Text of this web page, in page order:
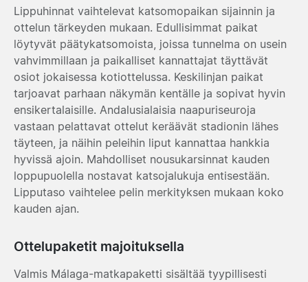
Lippuhinnat vaihtelevat katsomopaikan sijainnin ja
ottelun tärkeyden mukaan. Edullisimmat paikat
löytyvät päätykatsomoista, joissa tunnelma on usein
vahvimmillaan ja paikalliset kannattajat täyttävät
osiot jokaisessa kotiottelussa. Keskilinjan paikat
tarjoavat parhaan näkymän kentälle ja sopivat hyvin
ensikertalaisille. Andalusialaisia naapuriseuroja
vastaan pelattavat ottelut keräävät stadionin lähes
täyteen, ja näihin peleihin liput kannattaa hankkia
hyvissä ajoin. Mahdolliset nousukarsinnat kauden
loppupuolella nostavat katsojalukuja entisestään.
Lipputaso vaihtelee pelin merkityksen mukaan koko
kauden ajan.
Ottelupaketit majoituksella
Valmis Málaga-matkapaketti sisältää tyypillisesti